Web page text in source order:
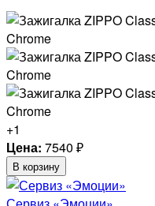
+1
Цена: 7540 ₽
В корзину